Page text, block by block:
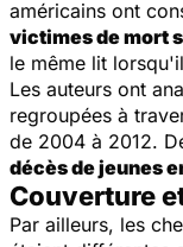
américains ont
victimes de mort
le même lit
Les auteurs ont
regroupées à
de 2004 à 2012.
décès de jeunes
Couverture
Par ailleurs, les